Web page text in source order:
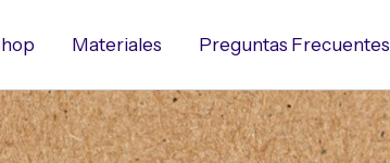
Materiales Preguntas Frecuentes